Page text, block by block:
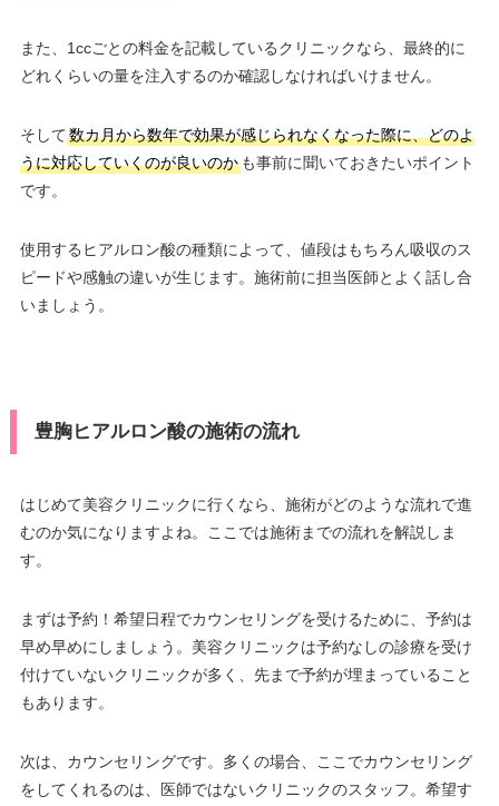
また、1ccごとの料金を記載しているクリニックなら、最終的に
どれくらいの量を注入するのか確認しなければいけません。
そして数カ月から数年で効果が感じられなくなった際に、どのよ
うに対応していくのが良いのかも事前に聞いておきたいポイント
です。
使用するヒアルロン酸の種類によって、値段はもちろん吸収のス
ピードや感触の違いが生じます。施術前に担当医師とよく話し合
いましょう。
豊胸ヒアルロン酸の施術の流れ
はじめて美容クリニックに行くなら、施術がどのような流れで進
むのか気になりますよね。ここでは施術までの流れを解説しま
す。
まずは予約！希望日程でカウンセリングを受けるために、予約は
早め早めにしましょう。美容クリニックは予約なしの診療を受け
付けていないクリニックが多く、先まで予約が埋まっていること
もあります。
次は、カウンセリングです。多くの場合、ここでカウンセリング
をしてくれるのは、医師ではないクリニックのスタッフ。希望す